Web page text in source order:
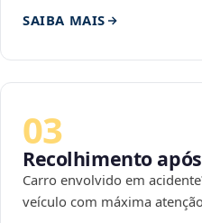
SAIBA MAIS
03
Recolhimento
Carro envolvido em
veículo com máxima